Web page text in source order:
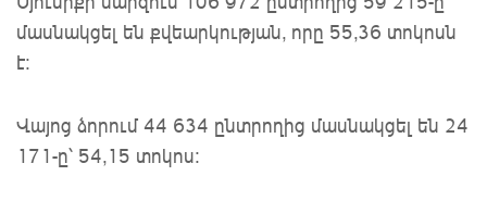
մասնակցել են քվեարկության, որը 55,36 տոկոսն
է:
Վայոց ձորում 44 634 ընտրողից մասնակցել են 24
171-ը՝ 54,15 տոկոս: